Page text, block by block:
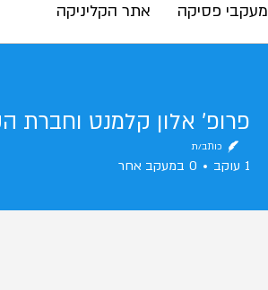
מעקבי פסיקה אתר הקליניקה
כותב/ת
1 עוקב 0 במעקב אחר